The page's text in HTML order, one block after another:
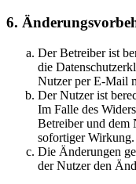
6.
Der Betreiber ist
die
Nutzer per E-Mail
Der Nutzer ist
Im Falle des
Betreiber und dem
sofortiger Wirkung.
Die Änderungen
der Nutzer den